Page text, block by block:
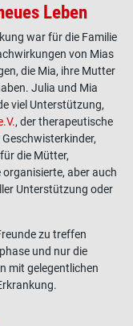
Leben
war für die Familie
von Mias
die Mia, ihre Mutter
Julia und Mia
viel Unterstützung,
, der therapeutische
die Mütter,
aber auch
Unterstützung oder
zu treffen
und nur die
mit gelegentlichen